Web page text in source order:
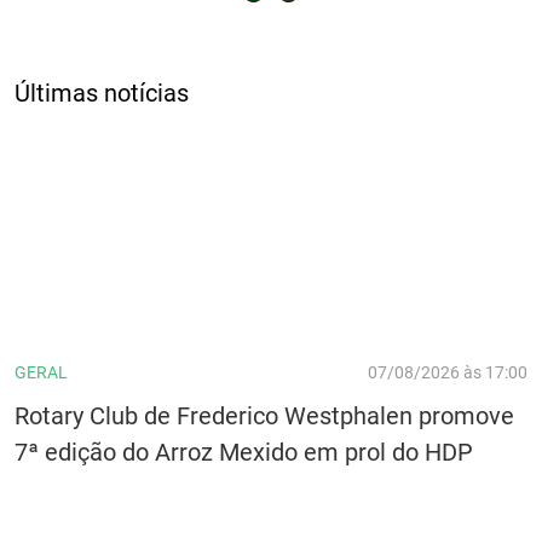
Últimas notícias
GERAL 07/08/2026 às 17:00
Rotary Club de Frederico Westphalen promove
7ª edição do Arroz Mexido em prol do HDP